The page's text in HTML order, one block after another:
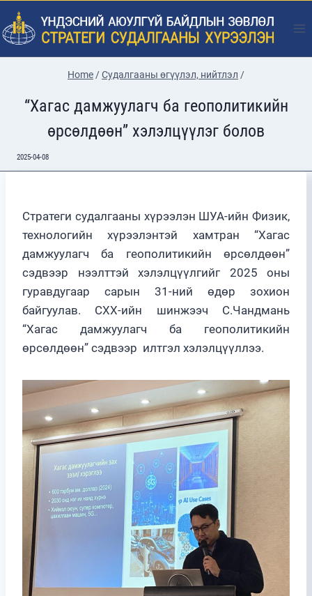
Skip
to
content
Home/Судалгааны өгүүлэл, нийтлэл /
“Хагас дамжуулагч ба геополитикийн
өрсөлдөөн” хэлэлцүүлэг болов
2025-04-08
Стратеги судалгааны хүрээлэн ШУА-ийн Физик,
технологийн хүрээлэнтэй хамтран “Хагас
дамжуулагч ба геополитикийн өрсөлдөөн”
сэдвээр нээлттэй хэлэлцүүлгийг 2025 оны
гуравдугаар сарын 31-ний өдөр зохион
байгуулав. СХХ-ийн шинжээч С.Чандмань
“Хагас дамжуулагч ба геополитикийн
өрсөлдөөн” сэдвээр илтгэл хэлэлцүүллээ.